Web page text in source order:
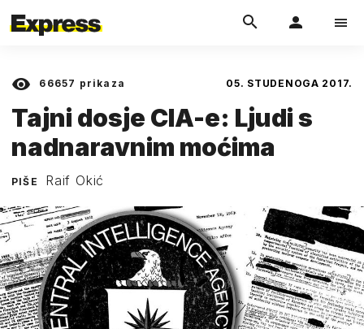
66657 prikaza 05. STUDENOGA 2017.
Tajni dosje CIA-e: Ljudi s
nadnaravnim moćima
PIŠE Raif Okić